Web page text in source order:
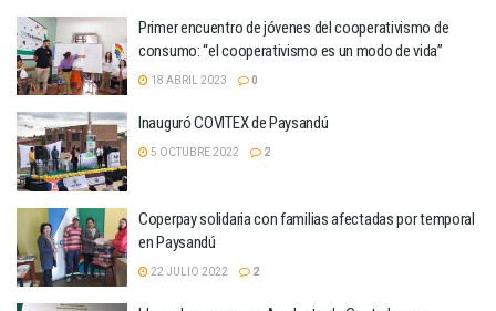
Primer encuentro de jóvenes del cooperativismo de
consumo: “el cooperativismo es un modo de vida”
18 ABRIL 2023 0
Inauguró COVITEX de Paysandú
5 OCTUBRE 2022 2
Coperpay solidaria con familias afectadas por temporal
en Paysandú
22 JULIO 2022 2